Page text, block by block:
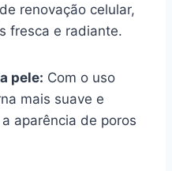
renovação celular,
fresca e radiante.
pele: Com o uso
mais suave e
aparência de poros